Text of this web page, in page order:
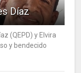
Díaz
(QEPD) y Elvira
y bendecido